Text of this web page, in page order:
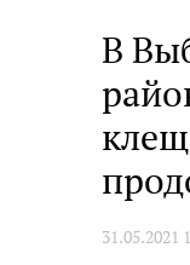
В
31.05.2021